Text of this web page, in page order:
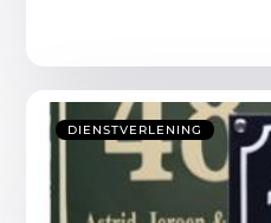
DIENSTVERLENING